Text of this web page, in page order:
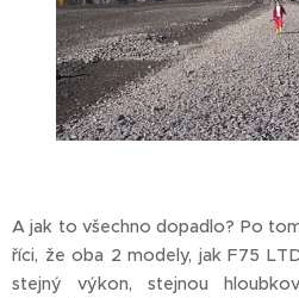
A jak to všechno dopadlo? Po
říci, že oba 2 modely, jak F75
stejný výkon, stejnou